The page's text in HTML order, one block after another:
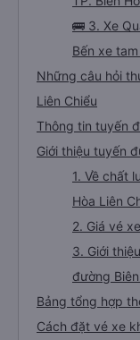
🚌 3. Xe
Bến xe
Những câu hỏi
Liên Chiểu
Thông tin tuyến
Giới thiệu tuyến
1. Về chất
Hòa Liên
2. Giá vé
3. Giới
đường
Bảng tổng hợp
Cách đặt vé xe